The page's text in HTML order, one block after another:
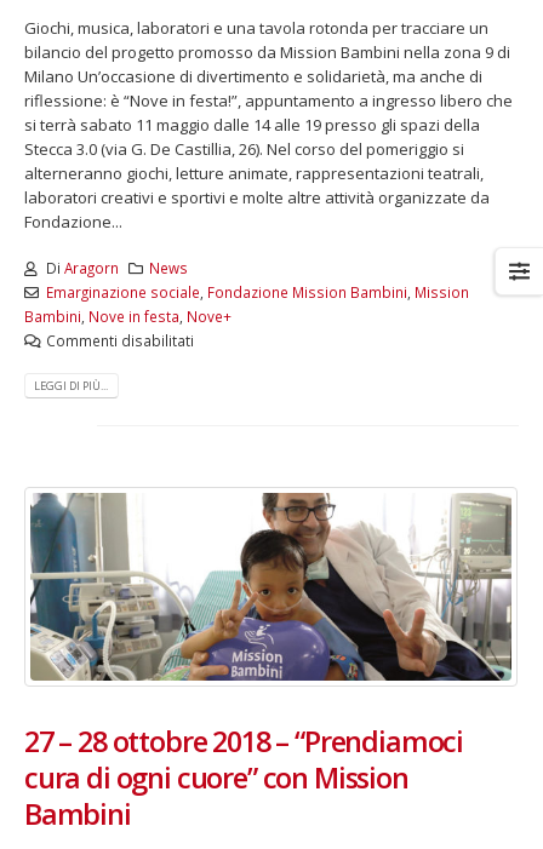
Giochi, musica, laboratori e una tavola rotonda per tracciare un
bilancio del progetto promosso da Mission Bambini nella zona 9 di
Milano Un’occasione di divertimento e solidarietà, ma anche di
riflessione: è “Nove in festa!”, appuntamento a ingresso libero che
si terrà sabato 11 maggio dalle 14 alle 19 presso gli spazi della
Stecca 3.0 (via G. De Castillia, 26). Nel corso del pomeriggio si
alterneranno giochi, letture animate, rappresentazioni teatrali,
laboratori creativi e sportivi e molte altre attività organizzate da
Fondazione...
Di Aragorn
News
Emarginazione sociale, Fondazione Mission Bambini, Mission
Bambini, Nove in festa, Nove+
Commenti disabilitati
LEGGI DI PIÙ...
27 – 28 ottobre 2018 – “Prendiamoci
cura di ogni cuore” con Mission
Bambini
5 ottobre 2026 – “Jannacci…
dintorni” per festeggiare i
anni di Fondazione TOG
Giugno 15, 2026
18 e 19 dicembre 2026 –
gospel benefico per
Opera Cardinal Ferrari
Giugno 15, 2026